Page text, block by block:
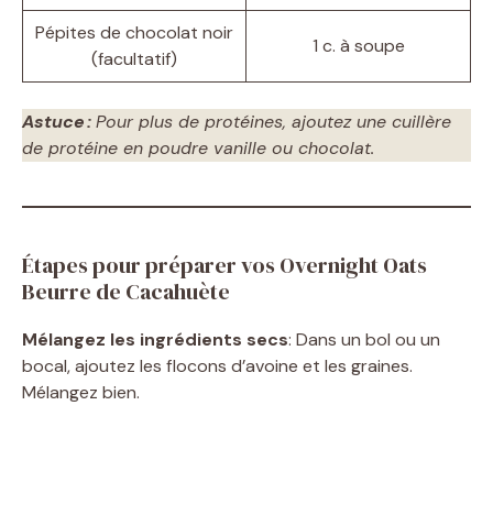
Pépites de chocolat noir
(facultatif)
1 c. à soupe
Astuce :Pour plus de protéines, ajoutez une cuillère
de protéine en poudre vanille ou chocolat.
Étapes pour préparer vos Overnight Oats
Beurre de Cacahuète
Mélangez les ingrédients secs: Dans un bol ou un
bocal, ajoutez les flocons d’avoine et les graines.
Mélangez bien.